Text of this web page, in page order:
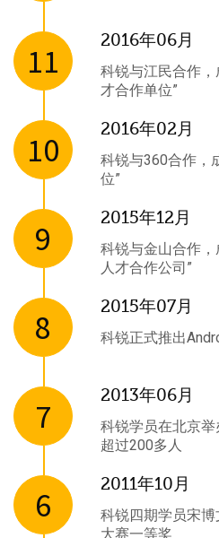
11
2016年06月
科锐与江民合作，
才合作单位”
10
2016年02月
科锐与360合作，
位”
9
2015年12月
科锐与金山合作
人才合作公司”
8
2015年07月
科锐正式推出
7
2013年06月
科锐学员在北京
超过200多人
6
2011年10月
科锐四期学员宋
大赛一等奖